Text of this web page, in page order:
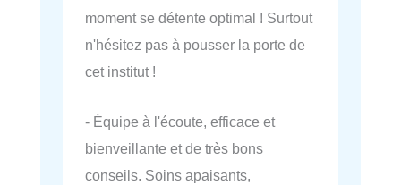
moment se détente optimal ! Surtout
n'hésitez pas à pousser la porte de
cet institut !
- Équipe à l'écoute, efficace et
bienveillante et de très bons
conseils. Soins apaisants,